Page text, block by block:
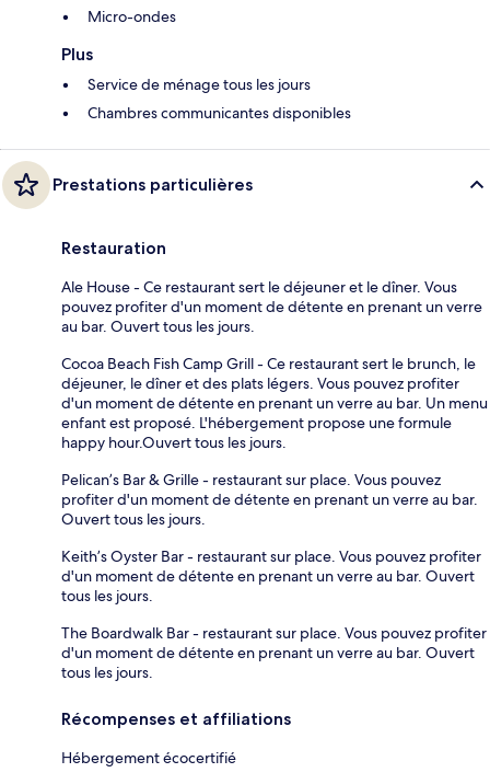
Micro-ondes
Plus
Service de ménage tous les jours
Chambres communicantes disponibles
Prestations particulières
Restauration
Ale House - Ce restaurant sert le déjeuner et le dîner. Vous
pouvez profiter d'un moment de détente en prenant un verre
au bar. Ouvert tous les jours.
Cocoa Beach Fish Camp Grill - Ce restaurant sert le brunch, le
déjeuner, le dîner et des plats légers. Vous pouvez profiter
d'un moment de détente en prenant un verre au bar. Un menu
enfant est proposé. L'hébergement propose une formule
happy hour.Ouvert tous les jours.
Pelican’s Bar & Grille - restaurant sur place. Vous pouvez
profiter d'un moment de détente en prenant un verre au bar.
Ouvert tous les jours.
Keith’s Oyster Bar - restaurant sur place. Vous pouvez profiter
d'un moment de détente en prenant un verre au bar. Ouvert
tous les jours.
The Boardwalk Bar - restaurant sur place. Vous pouvez profiter
d'un moment de détente en prenant un verre au bar. Ouvert
tous les jours.
Récompenses et affiliations
Hébergement écocertifié